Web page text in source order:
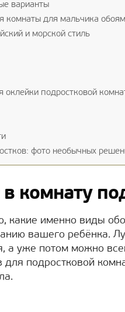
варианты
комнаты для мальчика
и морской стиль
оклейки подростковой
фото необычных
комнату
какие именно виды
вашего ребёнка.
а уже потом можно
подростковой